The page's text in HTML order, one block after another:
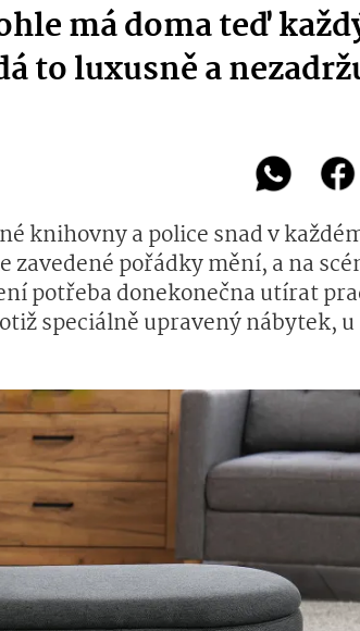
má doma teď
to luxusně a
knihovny a police snad v
zavedené pořádky mění, a na
potřeba donekonečna utírat
speciálně upravený nábytek, u